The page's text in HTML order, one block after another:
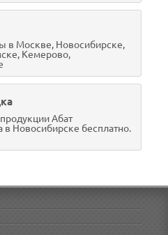
в Москве, Новосибирске,
Кемерово,
Абат
в Новосибирске бесплатно.